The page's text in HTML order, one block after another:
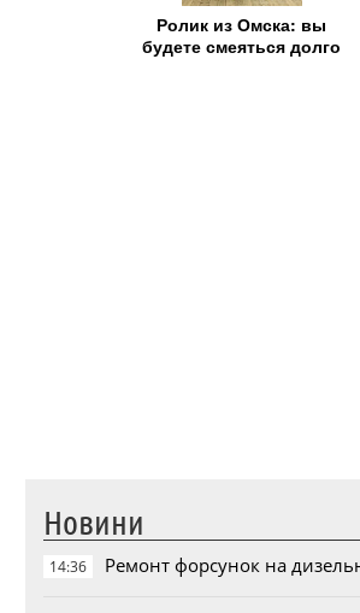
Ролик из Омска: вы
будете смеяться долго
Новини
14:36 Ремонт форсунок на